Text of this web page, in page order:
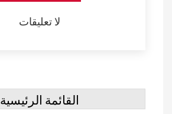
لا تعليقات
القائمة الرئيسية